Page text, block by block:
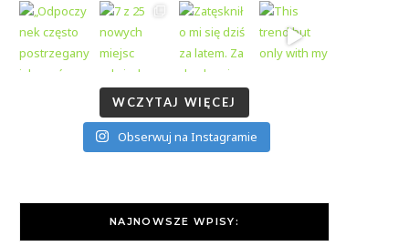
WCZYTAJ WIĘCEJ
Obserwuj na Instagramie
NAJNOWSZE WPISY: